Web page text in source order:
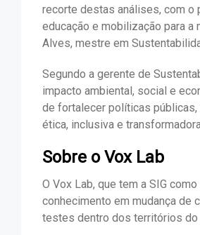
recorte destas análises, com o
educação e mobilização para a
Alves, mestre em
Segundo a gerente de
impacto ambiental, social e
de fortalecer políticas públicas,
ética, inclusiva e
Sobre o Vox Lab
O Vox Lab, que tem a SIG
conhecimento em mudança de
testes dentro dos territórios do